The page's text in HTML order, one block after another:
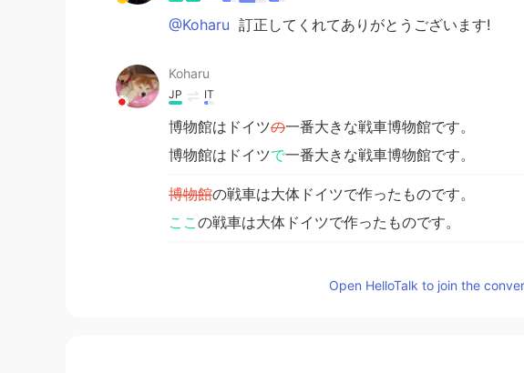
@Koharu 訂正してくれてありがとうございます!
Koharu
JP IT
博物館はドイツの一番大きな戦車博物館です。
博物館はドイツで一番大きな戦車博物館です。
博物館の戦車は大体ドイツで作ったものです。
ここの戦車は大体ドイツで作ったものです。
博物館はドイツの北の小さな町にあるので、隣に可愛
Open HelloTalk to join the